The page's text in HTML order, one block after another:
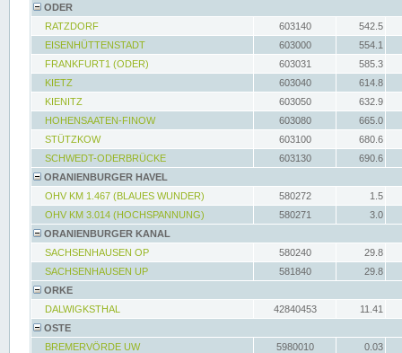
ODER
RATZDORF
603140
542.5
EISENHÜTTENSTADT
603000
554.1
FRANKFURT1 (ODER)
603031
585.3
KIETZ
603040
614.8
KIENITZ
603050
632.9
HOHENSAATEN-FINOW
603080
665.0
STÜTZKOW
603100
680.6
SCHWEDT-ODERBRÜCKE
603130
690.6
ORANIENBURGER HAVEL
OHV KM 1.467 (BLAUES WUNDER)
580272
1.5
OHV KM 3.014 (HOCHSPANNUNG)
580271
3.0
ORANIENBURGER KANAL
SACHSENHAUSEN OP
580240
29.8
SACHSENHAUSEN UP
581840
29.8
ORKE
DALWIGKSTHAL
42840453
11.41
OSTE
BREMERVÖRDE UW
5980010
0.03